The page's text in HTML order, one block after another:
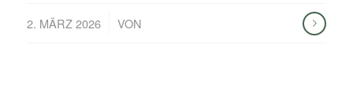
2. MÄRZ 2026 VON